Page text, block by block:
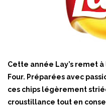
Cette année Lay’s remet
Four. Préparées avec
ces chips légèrement
croustillance tout en